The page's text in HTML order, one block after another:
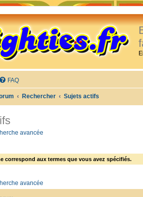
FAQ
Rechercher Sujets actifs
avancée
correspond aux termes que vous avez spécifiés.
avancée